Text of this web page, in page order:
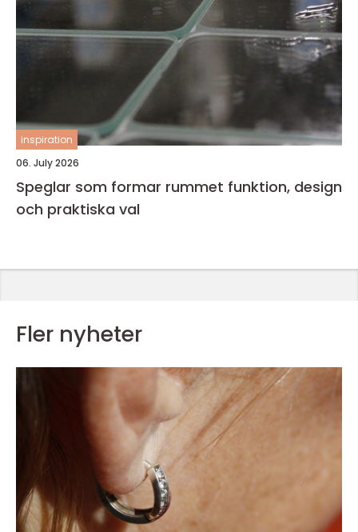
inspiration
06. July 2026
Speglar som formar rummet funktion, design
och praktiska val
Fler nyheter